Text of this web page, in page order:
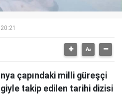
çapındaki milli güreşçi
takip edilen tarihi dizisi